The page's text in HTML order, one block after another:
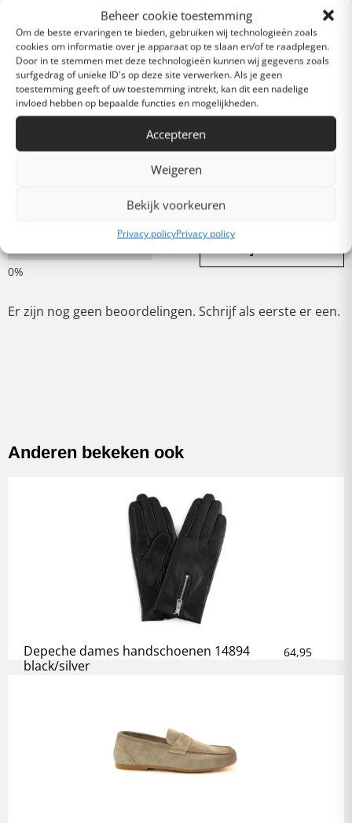
Beheer cookie toestemming
Om de beste ervaringen te bieden, gebruiken wij technologieën zoals
cookies om informatie over je apparaat op te slaan en/of te raadplegen.
Door in te stemmen met deze technologieën kunnen wij gegevens zoals
surfgedrag of unieke ID's op deze site verwerken. Als je geen
toestemming geeft of uw toestemming intrekt, kan dit een nadelige
invloed hebben op bepaalde functies en mogelijkheden.
Accepteren
Weigeren
Bekijk voorkeuren
Privacy policyPrivacy policy
Heel goed
Er zijn nog geen beoordelingen. Schrijf als eerste er een.
Anderen bekeken ook
Depeche dames handschoenen 14894
black/silver
64,95